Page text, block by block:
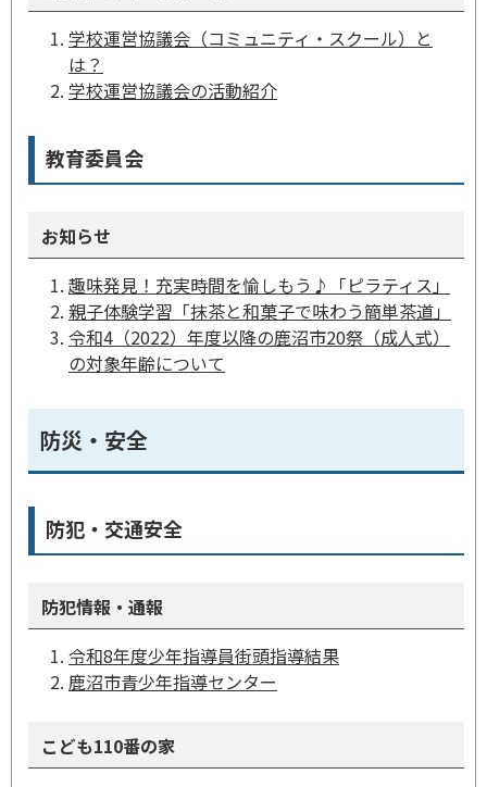
学校運営協議会（コミュニティ・スクール）と
は？
学校運営協議会の活動紹介
教育委員会
お知らせ
趣味発見！充実時間を愉しもう♪「ピラティス」
親子体験学習「抹茶と和菓子で味わう簡単茶道」
令和4（2022）年度以降の鹿沼市20祭（成人式）
の対象年齢について
防災・安全
防犯・交通安全
防犯情報・通報
令和8年度少年指導員街頭指導結果
鹿沼市青少年指導センター
こども110番の家